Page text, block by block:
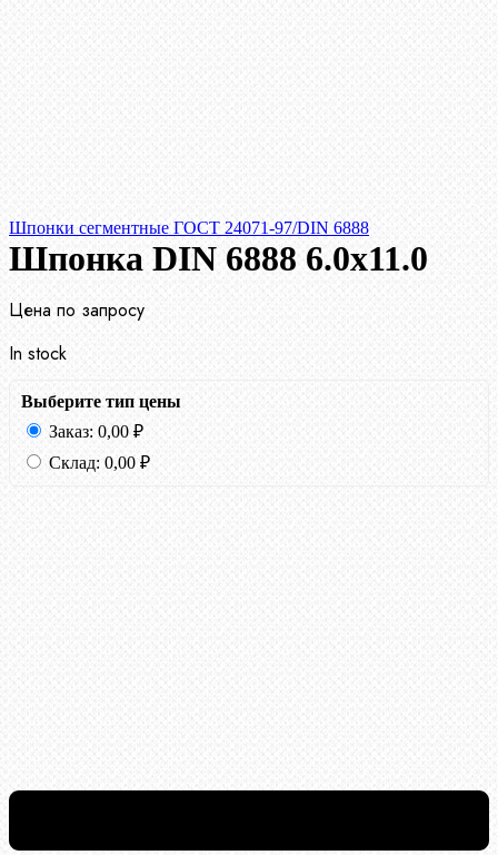
Шпонки сегментные ГОСТ 24071-97/DIN 6888
Шпонка DIN 6888 6.0х11.0
Цена по запросу
In stock
Выберите тип цены
Заказ: 0,00 ₽
Склад: 0,00 ₽